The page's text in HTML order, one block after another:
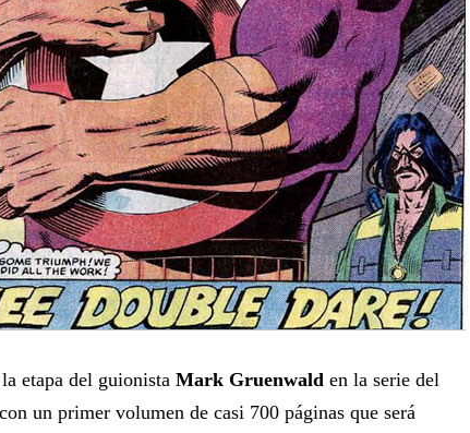
etapa del guionista Mark Gruenwald en la serie del
un primer volumen de casi 700 páginas que será